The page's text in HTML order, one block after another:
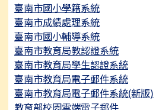
臺南市國小學籍系統
臺南市成績處理系統
臺南市國小輔導系統
臺南市教育局教認證系統
臺南市教育局學生認證系統
臺南市教育局電子郵件系統
臺南市教育局電子郵件系統(新版)
教育部校園雲端電子郵件